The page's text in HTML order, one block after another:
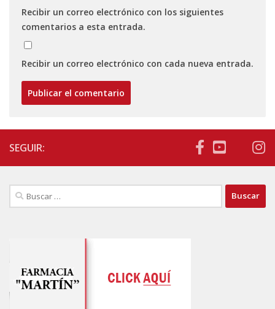
Recibir un correo electrónico con los siguientes
comentarios a esta entrada.
Recibir un correo electrónico con cada nueva entrada.
SEGUIR:
Buscar: